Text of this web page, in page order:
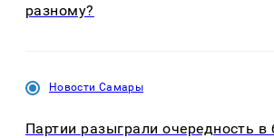
разному?
Новости Самары
Партии разыграли очередность в